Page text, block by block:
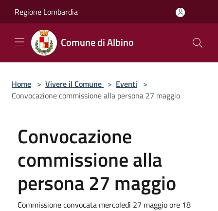
Regione Lombardia
Comune di Albino
Home > Vivere il Comune > Eventi >
Convocazione commissione alla persona 27 maggio
Convocazione
commissione alla
persona 27 maggio
Commissione convocata mercoledì 27 maggio ore 18